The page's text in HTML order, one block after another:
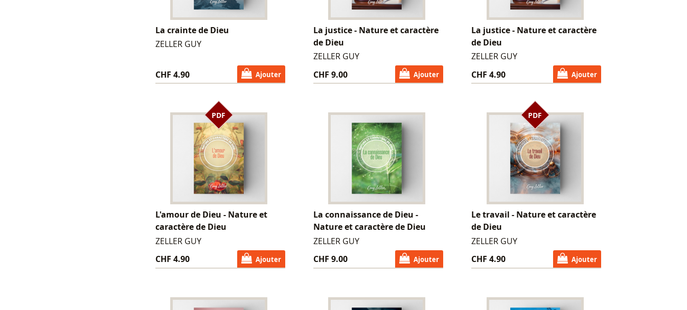
La crainte de Dieu
ZELLER GUY
CHF 4.90 Ajouter
La justice - Nature et caractère
de Dieu
ZELLER GUY
CHF 9.00
Ajouter
La justice - Nature et caractère
de Dieu
ZELLER GUY
CHF 4.90
Ajouter
PDF
L'amour de Dieu - Nature et
caractère de Dieu
ZELLER GUY
CHF 4.90
Ajouter
La connaissance de Dieu -
Nature et caractère de Dieu
ZELLER GUY
CHF 9.00
Ajouter
PDF
Le travail - Nature et caractère
de Dieu
ZELLER GUY
CHF 4.90
Ajouter